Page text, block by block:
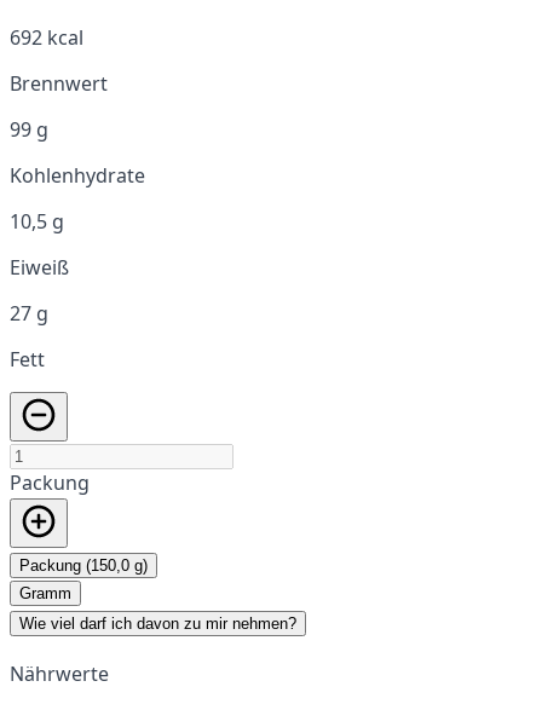
692 kcal
Brennwert
99 g
Kohlenhydrate
10,5 g
Eiweiß
27 g
Fett
Packung
Packung (150,0 g)
Gramm
Wie viel darf ich davon zu mir nehmen?
Nährwerte